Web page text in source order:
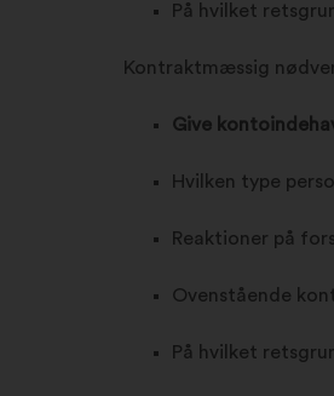
På hvilket
Kontraktmæssig
Give
Hvilken type
Reaktioner på
Ovenstående
På hvilket